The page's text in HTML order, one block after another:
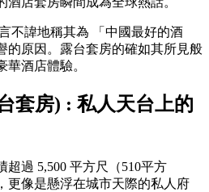
不諱地稱其為 「中國最好的酒
的原因。露台套房的確如其所見般
酒店體驗。
套房) : 私人天台上的
超過 5,500 平方尺（510平方
更像是懸浮在城市天際的私人府